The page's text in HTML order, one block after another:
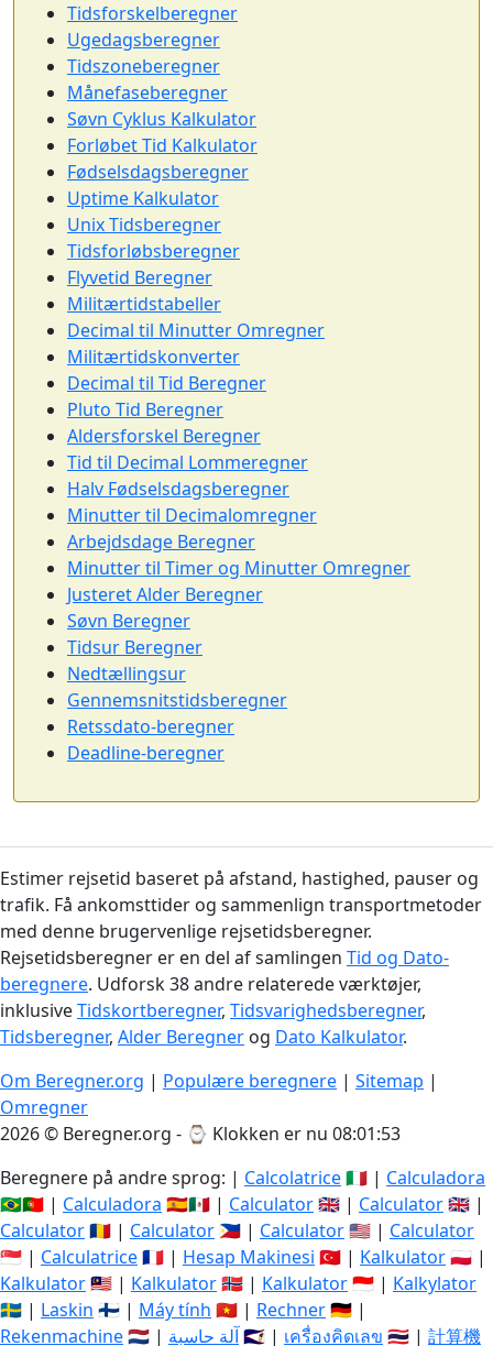
Tidsforskelberegner
Ugedagsberegner
Tidszoneberegner
Månefaseberegner
Søvn Cyklus Kalkulator
Forløbet Tid Kalkulator
Fødselsdagsberegner
Uptime Kalkulator
Unix Tidsberegner
Tidsforløbsberegner
Flyvetid Beregner
Militærtidstabeller
Decimal til Minutter Omregner
Militærtidskonverter
Decimal til Tid Beregner
Pluto Tid Beregner
Aldersforskel Beregner
Tid til Decimal Lommeregner
Halv Fødselsdagsberegner
Minutter til Decimalomregner
Arbejdsdage Beregner
Minutter til Timer og Minutter Omregner
Justeret Alder Beregner
Søvn Beregner
Tidsur Beregner
Nedtællingsur
Gennemsnitstidsberegner
Retssdato-beregner
Deadline-beregner
Estimer rejsetid baseret på afstand, hastighed, pauser og
trafik. Få ankomsttider og sammenlign transportmetoder
med denne brugervenlige rejsetidsberegner.
Rejsetidsberegner er en del af samlingen Tid og Dato-
beregnere. Udforsk 38 andre relaterede værktøjer,
inklusiveTidskortberegner, Tidsvarighedsberegner,
Tidsberegner, Alder Beregner og Dato Kalkulator.
Om Beregner.org | Populære beregnere | Sitemap |
Omregner
2026 © Beregner.org - ⌚ Klokken er nu 08:01:53
Beregnere på andre sprog: | Calcolatrice🇮🇹 | Calculadora
🇧🇷🇵🇹 | Calculadora 🇪🇸🇲🇽 | Calculator🇬🇧 | Calculator🇬🇧 |
Calculator🇷🇴 | Calculator 🇵🇭 | Calculator🇺🇸 | Calculator
🇸🇬 | Calculatrice🇫🇷 | Hesap Makinesi 🇹🇷 | Kalkulator🇵🇱 |
Kalkulator🇲🇾 | Kalkulator🇳🇴 | Kalkulator🇮🇩 | Kalkylator
🇸🇪 | Laskin 🇫🇮 | Máy tính 🇻🇳 | Rechner🇩🇪 |
Rekenmachine🇳🇱 | آلة حاسبة🇸🇦 | เครื่องคิดเลข 🇹🇭 | 計算機